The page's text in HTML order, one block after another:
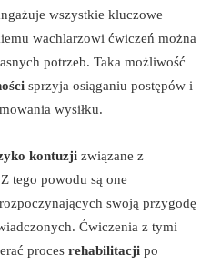
wszystkie kluczowe
wachlarzowi ćwiczeń można
potrzeb. Taka możliwość
sprzyja osiąganiu postępów i
wysiłku.
kontuzji związane z
tego powodu są one
swoją przygodę
Ćwiczenia z tymi
proces rehabilitacji po